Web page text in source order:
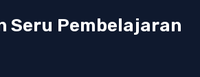
Seru Pembelajaran